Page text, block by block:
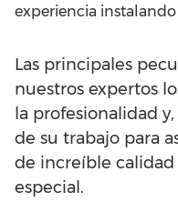
experiencia
Las principales
nuestros expertos
la profesionalidad
de su trabajo para
de increíble
especial.